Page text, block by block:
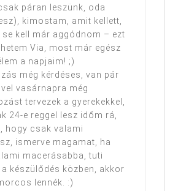
páran leszünk, oda
kimostam, amit kellett,
se kell már aggódnom – ezt
Via, most már egész
a napjaim! ;)
még kérdéses, van pár
vasárnapra még
tervezek a gyerekekkel,
24-e reggel lesz időm rá,
hogy csak valami
ismerve magamat, ha
macerásabba, tuti
készülődés közben, akkor
lennék. :)